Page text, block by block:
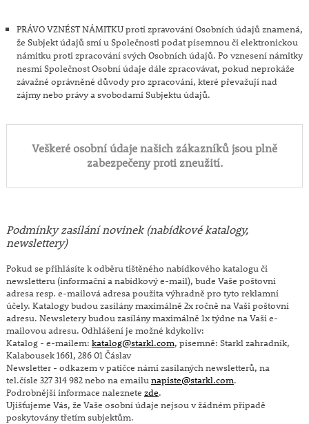
PRÁVO VZNÉST NÁMITKU proti zpravování Osobních údajů znamená,
že Subjekt údajů smí u Společnosti podat písemnou či elektronickou
námitku proti zpracování svých Osobních údajů. Po vznesení námitky
nesmí Společnost Osobní údaje dále zpracovávat, pokud neprokáže
závažné oprávněné důvody pro zpracování, které převažují nad
zájmy nebo právy a svobodami Subjektu údajů.
Veškeré osobní údaje našich zákazníků jsou plně
zabezpečeny proti zneužití.
Podmínky zasílání novinek (nabídkové katalogy,
newslettery)
Pokud se přihlásíte k odběru tištěného nabídkového katalogu či
newsletteru (informační a nabídkový e-mail), bude Vaše poštovní
adresa resp. e-mailová adresa použita výhradně pro tyto reklamní
účely. Katalogy budou zasílány maximálně 2x ročně na Vaši poštovní
adresu. Newsletery budou zasílány maximálně 1x týdne na Vaši e-
mailovou adresu. Odhlášení je možné kdykoliv:
Katalog - e-mailem: katalog@starkl.com, písemně: Starkl zahradník,
Kalabousek 1661, 286 01 Čáslav
Newsletter - odkazem v patičce námi zasílaných newsletterů, na
tel.čísle 327 314 982 nebo na emailu napiste@starkl.com.
Podrobnější informace naleznete zde.
Ujišťujeme Vás, že Vaše osobní údaje nejsou v žádném případě
poskytovány třetím subjektům.